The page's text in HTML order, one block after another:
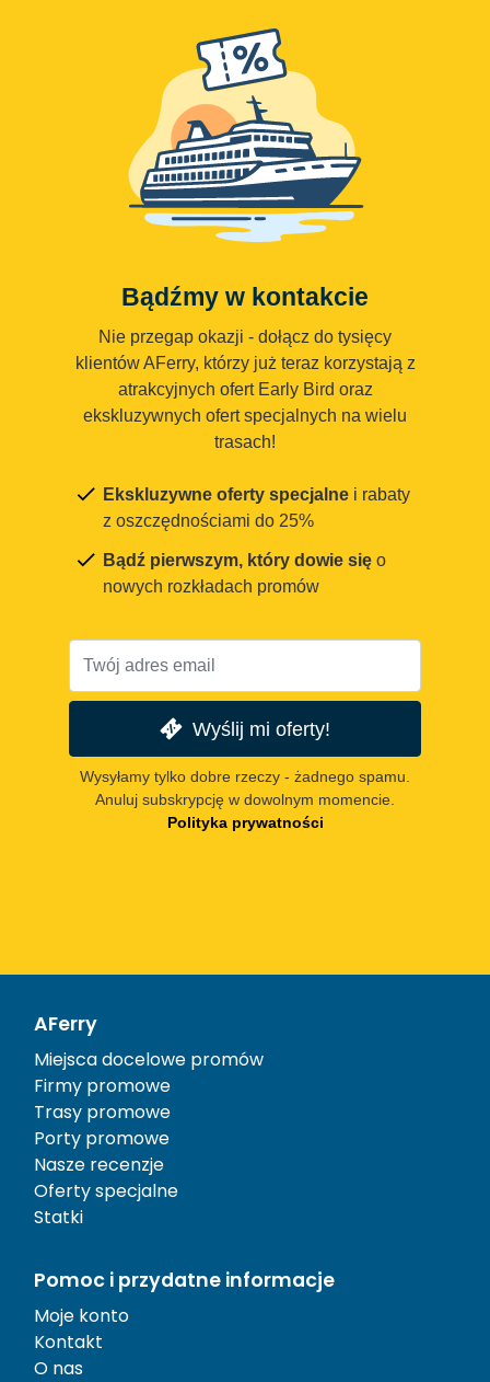
Bądźmy w kontakcie
Nie przegap okazji - dołącz do tysięcy
klientów AFerry, którzy już teraz korzystają z
atrakcyjnych ofert Early Bird oraz
ekskluzywnych ofert specjalnych na wielu
trasach!
Ekskluzywne oferty specjalne i rabaty
z oszczędnościami do 25%
Bądź pierwszym, który dowie się o
nowych rozkładach promów
Wyślij mi oferty!
Wysyłamy tylko dobre rzeczy - żadnego spamu.
Anuluj subskrypcję w dowolnym momencie.
Polityka prywatności
AFerry
Miejsca docelowe promów
Firmy promowe
Trasy promowe
Porty promowe
Nasze recenzje
Oferty specjalne
Statki
Pomoc i przydatne informacje
Moje konto
Kontakt
O nas